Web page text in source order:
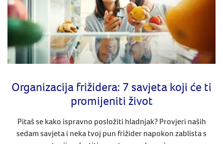
Organizacija frižidera: 7 savjeta koji će ti
promijeniti život
Pitaš se kako ispravno posložiti hladnjak? Provjeri naših
sedam savjeta i neka tvoj pun frižider napokon zablista s